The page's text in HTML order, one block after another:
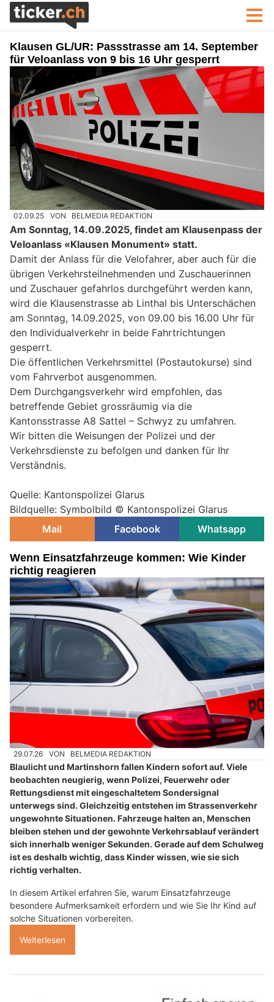
Klausen GL/UR: Passstrasse am 14. September
für Veloanlass von 9 bis 16 Uhr gesperrt
02.09.25 VON BELMEDIA REDAKTION
Am Sonntag, 14.09.2025, findet am Klausenpass der
Veloanlass «Klausen Monument» statt.
Damit der Anlass für die Velofahrer, aber auch für die
übrigen Verkehrsteilnehmenden und Zuschauerinnen
und Zuschauer gefahrlos durchgeführt werden kann,
wird die Klausenstrasse ab Linthal bis Unterschächen
am Sonntag, 14.09.2025, von 09.00 bis 16.00 Uhr für
den Individualverkehr in beide Fahrtrichtungen
gesperrt.
Die öffentlichen Verkehrsmittel (Postautokurse) sind
vom Fahrverbot ausgenommen.
Dem Durchgangsverkehr wird empfohlen, das
betreffende Gebiet grossräumig via die
Kantonsstrasse A8 Sattel – Schwyz zu umfahren.
Wir bitten die Weisungen der Polizei und der
Verkehrsdienste zu befolgen und danken für Ihr
Verständnis.
Quelle: Kantonspolizei Glarus
Bildquelle: Symbolbild © Kantonspolizei Glarus
Mail
Facebook Whatsapp
Wenn Einsatzfahrzeuge kommen: Wie Kinder
richtig reagieren
29.07.26 VON BELMEDIA REDAKTION
Blaulicht und Martinshorn fallen Kindern sofort auf. Viele
beobachten neugierig, wenn Polizei, Feuerwehr oder
Rettungsdienst mit eingeschaltetem Sondersignal
unterwegs sind. Gleichzeitig entstehen im Strassenverkehr
ungewohnte Situationen. Fahrzeuge halten an, Menschen
bleiben stehen und der gewohnte Verkehrsablauf verändert
sich innerhalb weniger Sekunden. Gerade auf dem Schulweg
ist es deshalb wichtig, dass Kinder wissen, wie sie sich
richtig verhalten.
In diesem Artikel erfahren Sie, warum Einsatzfahrzeuge
besondere Aufmerksamkeit erfordern und wie Sie Ihr Kind auf
solche Situationen vorbereiten.
Weiterlesen